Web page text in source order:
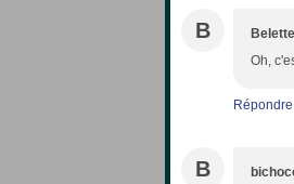
B
Oh,
Répondre
B